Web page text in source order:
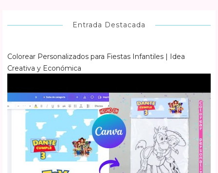
Entrada Destacada
Colorear Personalizados para Fiestas Infantiles | Idea
Creativa y Económica